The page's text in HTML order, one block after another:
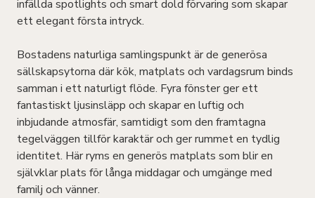
infällda spotlights och smart dold förvaring som skapar
ett elegant första intryck.
Bostadens naturliga samlingspunkt är de generösa
sällskapsytorna där kök, matplats och vardagsrum binds
samman i ett naturligt flöde. Fyra fönster ger ett
fantastiskt ljusinsläpp och skapar en luftig och
inbjudande atmosfär, samtidigt som den framtagna
tegelväggen tillför karaktär och ger rummet en tydlig
identitet. Här ryms en generös matplats som blir en
självklar plats för långa middagar och umgänge med
familj och vänner.